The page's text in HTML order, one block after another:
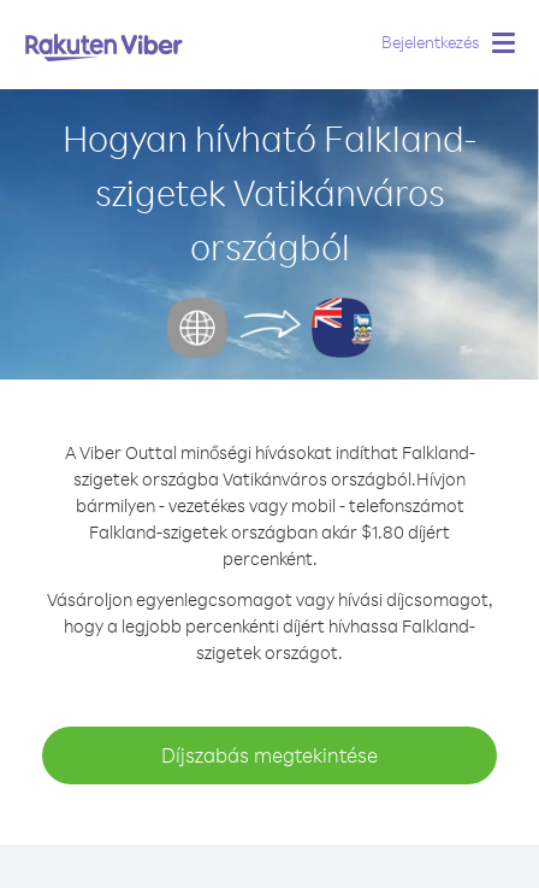
Bejelentkezés
Hogyan hívható Falkland-
szigetek Vatikánváros
országból
A Viber Outtal minőségi hívásokat indíthat Falkland-
szigetek országba Vatikánváros országból.Hívjon
bármilyen - vezetékes vagy mobil - telefonszámot
Falkland-szigetek országban akár $1.80 díjért
percenként.
Vásároljon egyenlegcsomagot vagy hívási díjcsomagot,
hogy a legjobb percenkénti díjért hívhassa Falkland-
szigetek országot.
Díjszabás megtekintése